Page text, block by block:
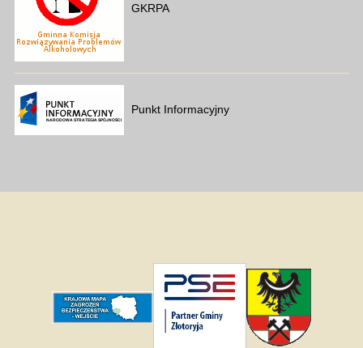
GKRPA
Punkt Informacyjny